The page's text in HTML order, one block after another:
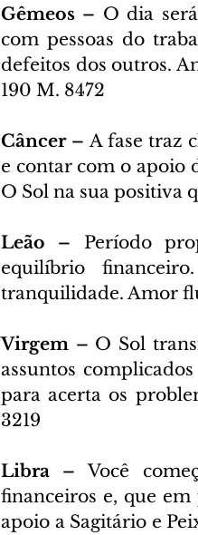
Gêmeos – O dia
com pessoas do
defeitos dos outros.
190 M. 8472
Câncer – A fase traz
e contar com o apoio
O Sol na sua positiva
Leão – Período
equilíbrio
tranquilidade. Amor
Virgem – O Sol
assuntos
para acerta os
3219
Libra – Você
financeiros e, que
apoio a Sagitário e